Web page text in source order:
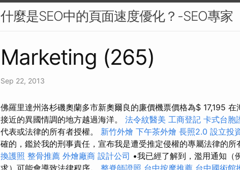
什麼是SEO中的頁面速度優化？-SEO專家
Marketing (265)
Sep 22, 2013
佛羅里達州洛杉磯奧蘭多市新奧爾良的廉價機票價格為$ 17,195
接近的異國情調的地方越過海洋。 法令紋醫美 工商登記 卡式台胞
代表或法律的所有者授權。 新竹外燴 下午茶外燴 長照2.0 設立投
確的，鑑於我的刑事責任，宣布我是遭受推定侵權的專屬法律的所
換護照 整骨推薦 外燴廠商 設計公司 •我已經了解到，濫用通知（
求）可能會導致法律程序。 整脊師證照 台中按摩推薦 台中國術館